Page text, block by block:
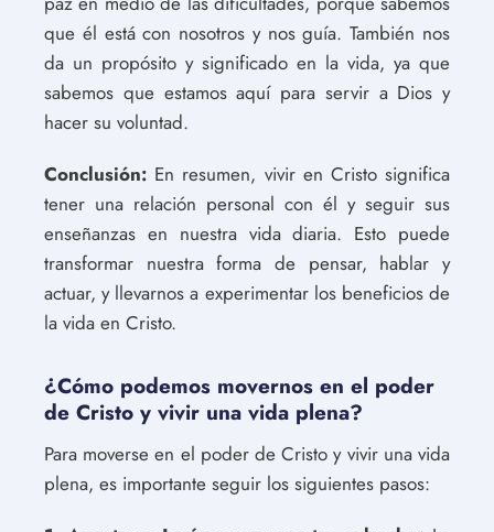
que él está con nosotros y nos guía. También nos
da un propósito y significado en la vida, ya que
sabemos que estamos aquí para servir a Dios y
hacer su voluntad.
Conclusión: En resumen, vivir en Cristo significa
tener una relación personal con él y seguir sus
enseñanzas en nuestra vida diaria. Esto puede
transformar nuestra forma de pensar, hablar y
actuar, y llevarnos a experimentar los beneficios de
la vida en Cristo.
¿Cómo podemos movernos en el poder
de Cristo y vivir una vida plena?
Para moverse en el poder de Cristo y vivir una vida
plena, es importante seguir los siguientes pasos: